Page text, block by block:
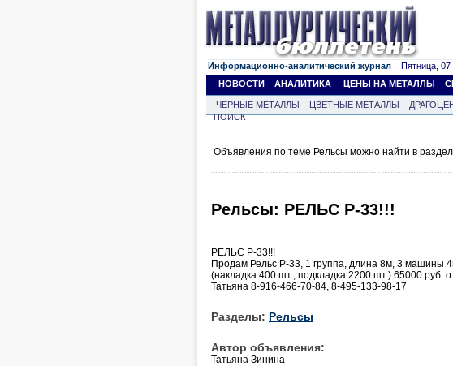
Информационно-аналитический журнал Пятница, 07
НОВОСТИ
АНАЛИТИКА ЦЕНЫ НА МЕТАЛЛЫ
ЧЕРНЫЕ МЕТАЛЛЫ ЦВЕТНЫЕ МЕТАЛЛЫ
ПОИСК
Объявления по теме Рельсы можно найти в
Рельсы: РЕЛЬС Р-33!!!
РЕЛЬС Р-33!!!
Продам Рельс Р-33, 1 группа, длина 8м, 3 машины
(накладка 400 шт., подкладка 2200 шт.) 65000 руб.
Татьяна 8-916-466-70-84, 8-495-133-98-17
Разделы: Рельсы
Автор объявления:
Татьяна Зинина